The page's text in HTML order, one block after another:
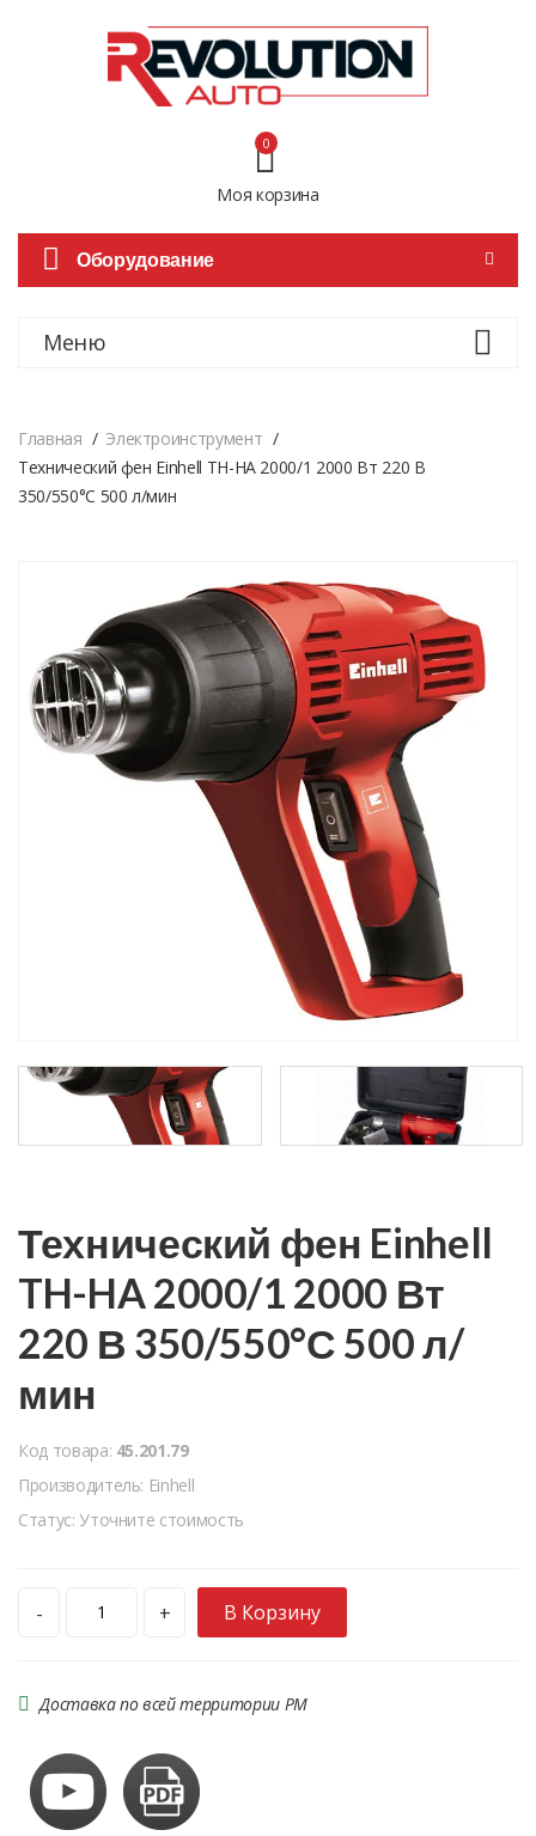
Моя корзина
0
Оборудование
Меню
Главная
Электроинструмент
Технический фен Einhell TH-HA 2000/1 2000 Вт 220 В
350/550°С 500 л/мин
Технический фен Einhell
TH-HA 2000/1 2000 Вт
220 В 350/550°С 500 л/
мин
Код товара: 45.201.79
Производитель: Einhell
Статус: Уточните стоимость
- + В Корзину
Доставка по всей территории РМ